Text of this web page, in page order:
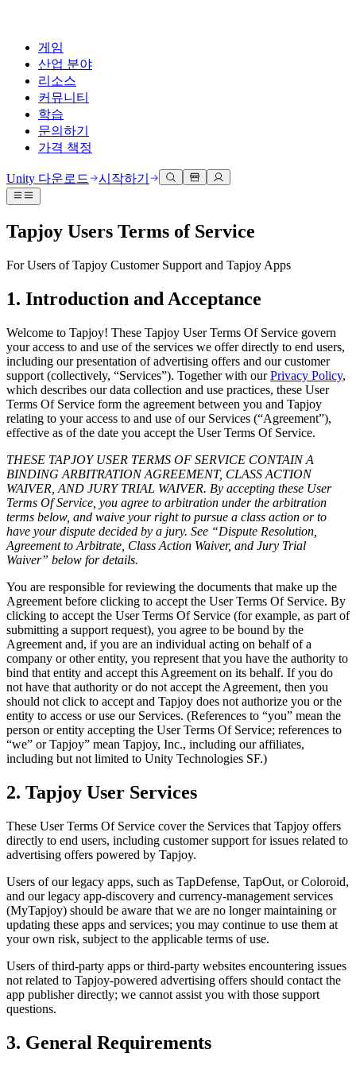
게임
산업 분야
리소스
커뮤니티
학습
문의하기
가격 책정
Unity 엔진
모든 플랫폼 위한 2D 및 3D 게임 제작
팀과 함께 신속한 협업과 반복 작업을 수행하세요.
Unity 다운로드
플랜 및 가격
배포
멀티플랫폼
Unity가 지원하는 25개 이상의 플랫폼을 살펴보세요.
LiveOps
성장
사용자 확보
모바일 사용자를 검색하고 Acquire
인앱 결제
매장 및 D2C 전반에 걸쳐 IAP 관리하세요.
수익화
적합한 게임으로 플레이어 연결
Unity로 광고하세요
Unity로 수익화하세요
활용 부문
모바일 게임
Unity로 모바일 히트작을 제작하고 성장시키세요.
인디 게임
소규모 팀으로 대작 게임을 출시하세요.
XR 게임
멀티플레이어 게임
멀티플레이어 게임 개발을 간소화하세요.
3D 협업
실시간 3D 프로젝트 빌드 및 검토
몰입도 높은 환경 제작
고객 경험
인터랙티브 3D 경험 제작
산업 분야
제조업
운영 우수성 확보
리테일
자동차
혁신을 가속화하고 차량 내 경험을 향상시키세요.
모든 산업 보기
기술 자료
공식 유저. '광고 지면'의 타겟 고객 매뉴얼 및 API 레퍼런스
개발자 툴
예정된 기능 검토
용어집
기술 용어 라이브러리
분석 자료
실제 성공 사례
베스트 프랙티스 가이드
전문가 팁
데모
데모, 샘플 및 빌딩 블록
모든 리소스
새로운 기능
블로그
업데이트, 정보, 기술 팁
뉴스
뉴스, 스토리, 보도 센터
토론
토론, 문제 해결, 소통
이벤트
커뮤니티 사례
Made with Unity
Unity 크리에이터 소개
Livestreams
개발자, 크리에이터, Insider와의 소통
Unity Awards
전 세계 Unity 크리에이터 축하
Unity Learn
Unity 강사와 함께 팀의 역량을 강화하세요
학습 시작하기
Unity 필수 학습 길잡이
Unity 사용이 처음이신가요? 여정 시작하기
사용법 가이드
교육
학생용
커리어 시작하기
교육 담당자 대상 교육
교육 효율 극대화
교육 라이선스
교육 기관에 Unity 강력한 기능 도입
자격증
Unity 숙련도를 입증하세요
도움 받기
성공을 위한 Unity
전문가 지원을 통해 더 빠르게 목표 도달률 달성
FAQ
문의하기
유니티 팀과 소통하기
Unity 다운로드 시작하기
Tapjoy Users Terms of Service
For Users of Tapjoy Customer Support and Tapjoy Apps
1. Introduction and Acceptance
Welcome to Tapjoy! These Tapjoy User Terms Of Service govern
your access to and use of the services we offer directly to end users,
including our presentation of advertising offers and our customer
support (collectively, “Services”). Together with ourPrivacy Policy,
which describes our data collection and use practices, these User
Terms Of Service form the agreement between you and Tapjoy
relating to your access to and use of our Services (“Agreement”),
effective as of the date you accept the User Terms Of Service.
THESE TAPJOY USER TERMS OF SERVICE CONTAIN A
BINDING ARBITRATION AGREEMENT, CLASS ACTION
WAIVER, AND JURY TRIAL WAIVER. By accepting these User
Terms Of Service, you agree to arbitration under the arbitration
terms below, and waive your right to pursue a class action or to
have your dispute decided by a jury. See “Dispute Resolution,
Agreement to Arbitrate, Class Action Waiver, and Jury Trial
Waiver” below for details.
You are responsible for reviewing the documents that make up the
Agreement before clicking to accept the User Terms Of Service. By
clicking to accept the User Terms Of Service (for example, as part of
submitting a support request), you agree to be bound by the
Agreement and, if you are an individual acting on behalf of a
company or other entity, you represent that you have the authority to
bind that entity and accept this Agreement on its behalf. If you do
not have that authority or do not accept the Agreement, then you
should not click to accept and Tapjoy does not authorize you or the
entity to access or use our Services. (References to “you” mean the
person or entity accepting the User Terms Of Service; references to
“we” or Tapjoy” mean Tapjoy, Inc., including our affiliates,
including but not limited to Unity Technologies SF.)
2. Tapjoy User Services
These User Terms Of Service cover the Services that Tapjoy offers
directly to end users, including customer support for issues related to
advertising offers powered by Tapjoy.
Users of our legacy apps, such as TapDefense, TapOut, or Coloroid,
and our legacy app-discovery and currency-management services
(MyTapjoy) should be aware that we are no longer maintaining or
updating these apps and services; you may continue to use them at
your own risk, subject to the applicable terms of use.
Users of third-party apps or third-party websites encountering issues
not related to Tapjoy-powered advertising offers should contact the
app publisher directly; we cannot assist you with those support
questions.
3. General Requirements